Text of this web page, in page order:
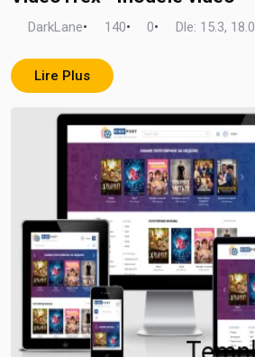
DarkLane• 140• 0• Dle: 15.3, 18.0
Lire Plus